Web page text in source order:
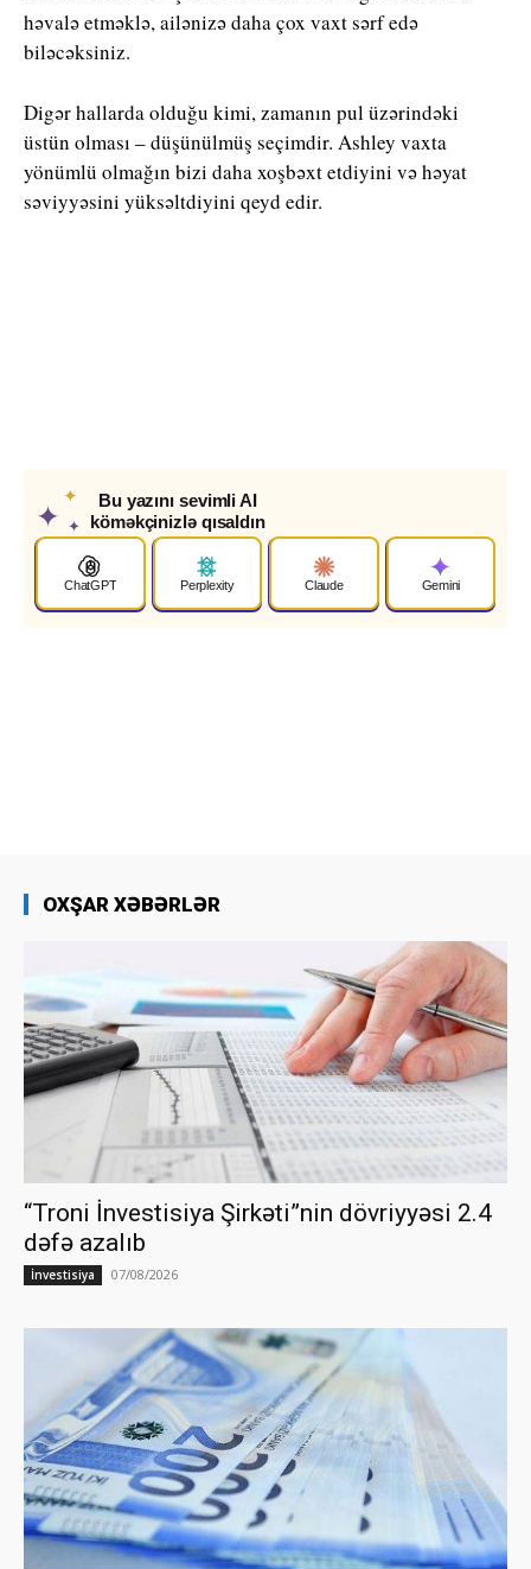
həvalə etməklə, ailənizə daha çox vaxt sərf edə
biləcəksiniz.
Digər hallarda olduğu kimi, zamanın pul üzərindəki
üstün olması – düşünülmüş seçimdir. Ashley vaxta
yönümlü olmağın bizi daha xoşbəxt etdiyini və həyat
səviyyəsini yüksəltdiyini qeyd edir.
✦
✦
✦
Bu yazını sevimli AI
köməkçinizlə qısaldın
ChatGPT Perplexity Claude Gemini
OXŞAR XƏBƏRLƏR
“Troni İnvestisiya Şirkəti”nin dövriyyəsi 2.4
dəfə azalıb
İnvestisiya 07/08/2026